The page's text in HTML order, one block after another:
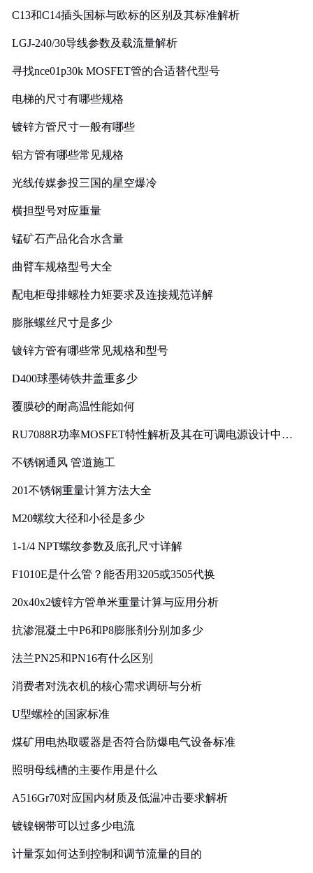
C13和C14插头国标与欧标的区别及其标准解析
LGJ-240/30导线参数及载流量解析
寻找nce01p30k MOSFET管的合适替代型号
电梯的尺寸有哪些规格
镀锌方管尺寸一般有哪些
铝方管有哪些常见规格
光线传媒参投三国的星空爆冷
横担型号对应重量
锰矿石产品化合水含量
曲臂车规格型号大全
配电柜母排螺栓力矩要求及连接规范详解
膨胀螺丝尺寸是多少
镀锌方管有哪些常见规格和型号
D400球墨铸铁井盖重多少
覆膜砂的耐高温性能如何
RU7088R功率MOSFET特性解析及其在可调电源设计中的
不锈钢通风 管道施工
201不锈钢重量计算方法大全
M20螺纹大径和小径是多少
1-1/4 NPT螺纹参数及底孔尺寸详解
F1010E是什么管？能否用3205或3505代换
20x40x2镀锌方管单米重量计算与应用分析
抗渗混凝土中P6和P8膨胀剂分别加多少
法兰PN25和PN16有什么区别
消费者对洗衣机的核心需求调研与分析
U型螺栓的国家标准
煤矿用电热取暖器是否符合防爆电气设备标准
照明母线槽的主要作用是什么
A516Gr70对应国内材质及低温冲击要求解析
镀镍钢带可以过多少电流
计量泵如何达到控制和调节流量的目的